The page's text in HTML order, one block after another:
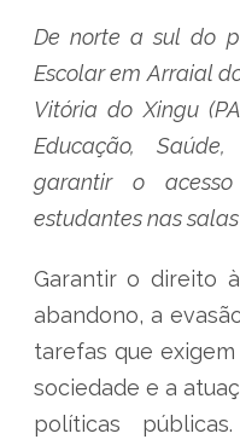
De norte a sul do
Escolar em Arraial
Vitória do Xingu
Educação,
garantir o
estudantes nas
Garantir o direito
abandono, a
tarefas que
sociedade e a
políticas